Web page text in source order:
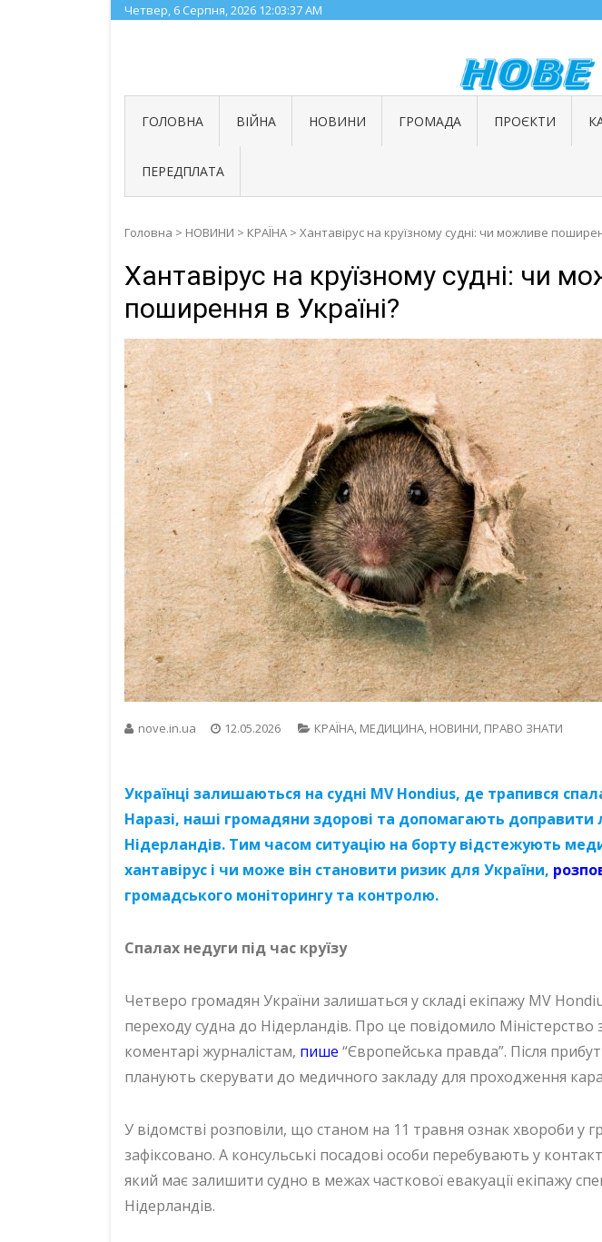
Skip
to
Четвер, 6 Серпня, 2026 12:03:38 AM
ГОЛОВНА ВІЙНА НОВИНИ ГРОМАДА ПРОЄКТИ
ПЕРЕДПЛАТА
Головна > НОВИНИ > КРАЇНА > Хантавірус на круїзному судні: чи можливе
Хантавірус на круїзному судні: чи
поширення в Україні?
nove.in.ua 12.05.2026 КРАЇНА МЕДИЦИНА НОВИНИ ПРАВО ЗНАТИ
Українці залишаються на судні MV Hondius, де трапився
Наразі, наші громадяни здорові та допомагають доправити
Нідерландів. Тим часом ситуацію на борту відстежують
хантавірус і чи може він становити ризик для України,
громадського моніторингу та контролю.
Спалах недуги під час круїзу
Четверо громадян України залишаться у складі екіпажу MV
переходу судна до Нідерландів. Про це повідомило
коментарі журналістам, пише “Європейська правда”. Після
планують скерувати до медичного закладу для проходження
У відомстві розповіли, що станом на 11 травня ознак хвороби у
зафіксовано. А консульські посадові особи перебувають у
який має залишити судно в межах часткової евакуації екіпажу
Нідерландів.